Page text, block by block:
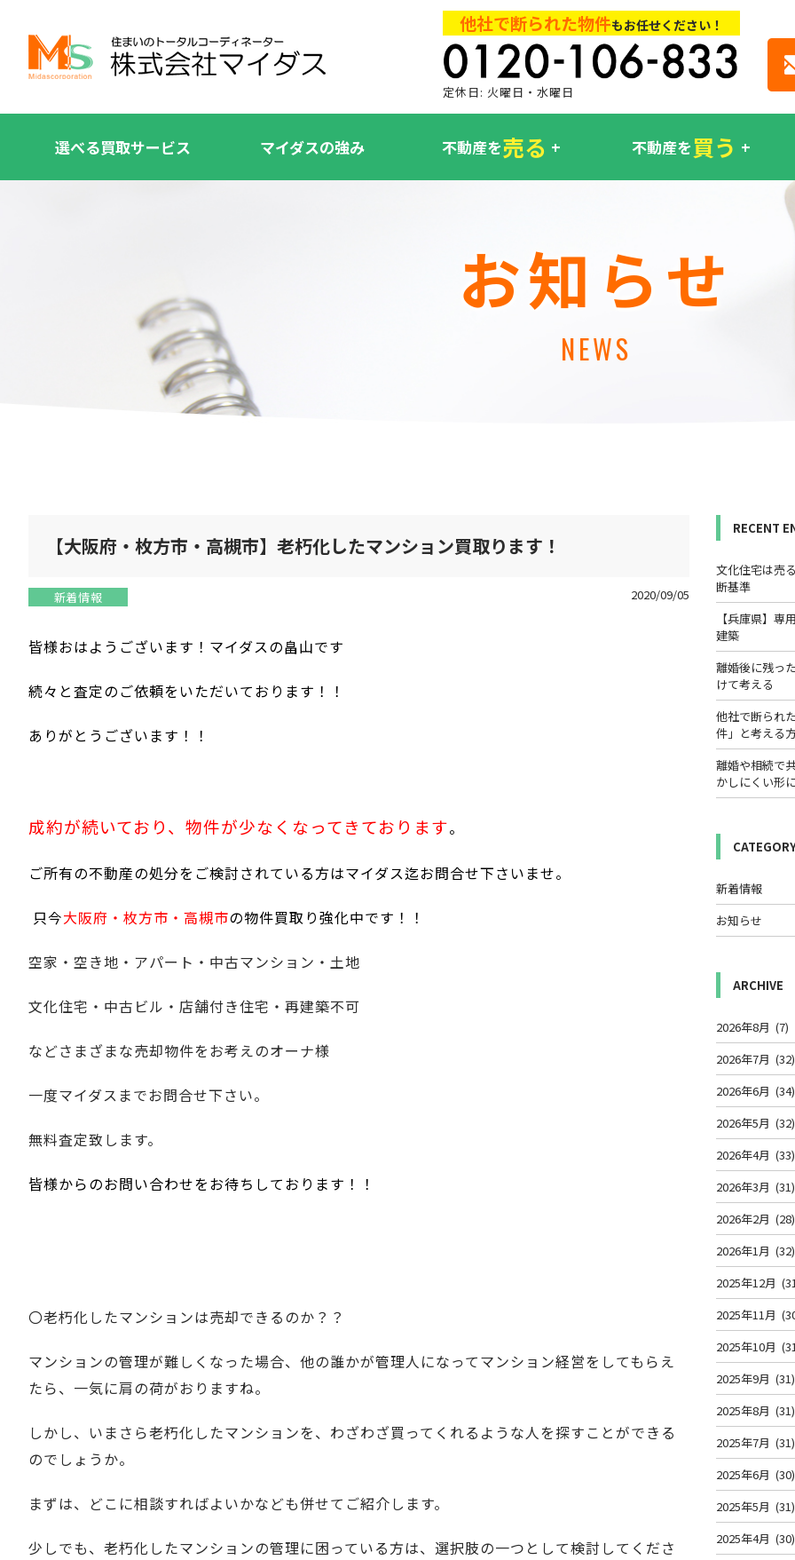
他社で断られた物件もお任せください！
定休日: 火曜日・水曜日
選べる買取サービス マイダスの強み 不動産を売る 不動産を買う
お知らせ
NEWS
【大阪府・枚方市・高槻市】老朽化したマンション買取ります！
新着情報 2020/09/05
皆様おはようございます！マイダスの畠山です
続々と査定のご依頼をいただいております！！
ありがとうございます！！
成約が続いており、物件が少なくなってきております。
ご所有の不動産の処分をご検討されている方はマイダス迄お問合せ下さいませ。
只今大阪府・枚方市・高槻市の物件買取り強化中です！！
空家・空き地・アパート・中古マンション・土地
文化住宅・中古ビル・店舗付き住宅・再建築不可
などさまざまな売却物件をお考えのオーナ様
一度マイダスまでお問合せ下さい。
無料査定致します。
皆様からのお問い合わせをお待ちしております！！
〇老朽化したマンションは売却できるのか？？
マンションの管理が難しくなった場合、他の誰かが管理人になってマンション経営をしてもらえ
たら、一気に肩の荷がおりますね。
しかし、いまさら老朽化したマンションを、わざわざ買ってくれるような人を探すことができる
のでしょうか。
まずは、どこに相談すればよいかなども併せてご紹介します。
少しでも、老朽化したマンションの管理に困っている方は、選択肢の一つとして検討してくださ
RECENT
文化住宅は売
断基準
【兵庫県】
建築
離婚後に残っ
けて考える
他社で断られ
件」と考える
離婚や相続で
かしにくい形
新着情報
お知らせ
ARCHIVE
2026年8月 (7)
2026年7月 (32)
2026年6月 (34)
2026年5月 (32)
2026年4月 (33)
2026年3月 (31)
2026年2月 (28)
2026年1月 (32)
2025年12月
2025年11月
2025年10月
2025年9月 (31)
2025年8月 (31)
2025年7月 (31)
2025年6月 (30)
2025年5月 (31)
2025年4月 (30)